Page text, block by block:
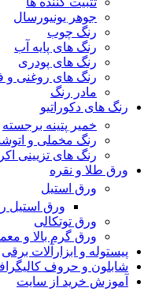
جوهر یونیورسال
رنگ چوب
رنگ‌ های پایه آب
رنگ های پودری
رنگ‌ های روغنی و
مادر رنگ
رنگ های دکوراتیو
خمیر پتینه برجسته
رنگ مخملی و
رنگ های تزیینی
ورق طلا و نقره
ورق استیل
ورق استیل
ورق توتکالی
ورق گرم بالا و
پیستوله و ابزارآلات برقی
شابلون و حروف
آموزش خرید از سایت